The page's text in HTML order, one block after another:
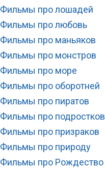
Фильмы про лошадей
Фильмы про любовь
Фильмы про маньяков
Фильмы про монстров
Фильмы про море
Фильмы про оборотней
Фильмы про пиратов
Фильмы про подростков
Фильмы про призраков
Фильмы про природу
Фильмы про Рождество